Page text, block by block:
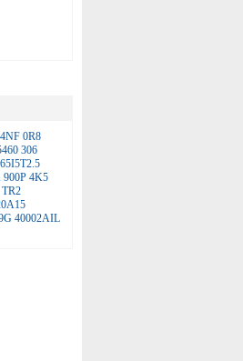
0R8
306
900P 4K5
TR2
40002AIL